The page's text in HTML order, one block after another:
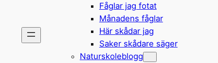
Fåglar jag fotat
Månadens fåglar
Här skådar jag
Saker skådare säger
Naturskoleblogg